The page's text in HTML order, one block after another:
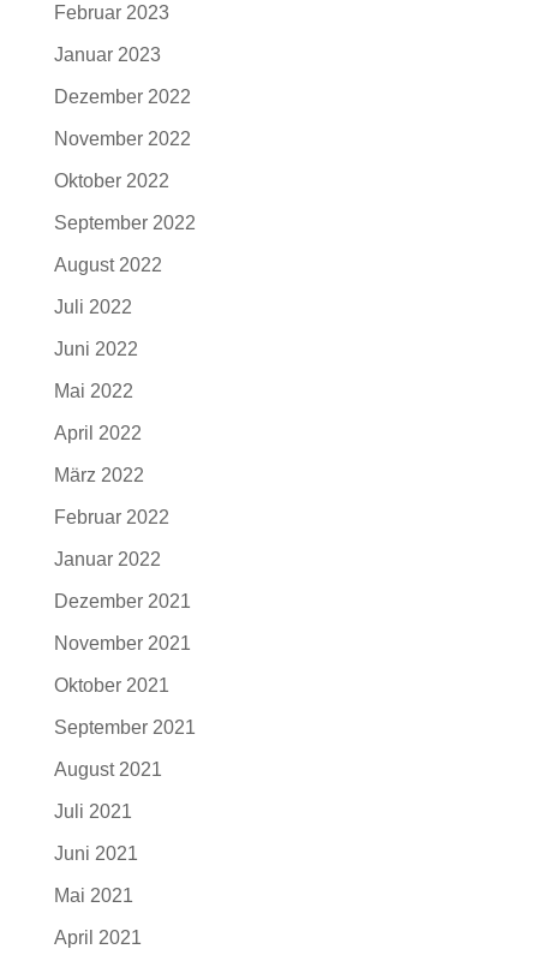
Februar 2023
Januar 2023
Dezember 2022
November 2022
Oktober 2022
September 2022
August 2022
Juli 2022
Juni 2022
Mai 2022
April 2022
März 2022
Februar 2022
Januar 2022
Dezember 2021
November 2021
Oktober 2021
September 2021
August 2021
Juli 2021
Juni 2021
Mai 2021
April 2021